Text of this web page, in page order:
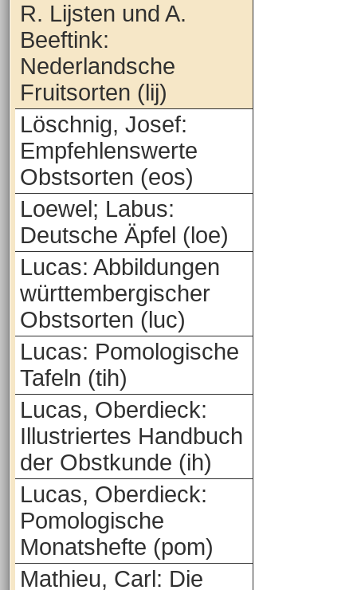
R. Lijsten und A.
Beeftink:
Nederlandsche
Fruitsorten (lij)
Löschnig, Josef:
Empfehlenswerte
Obstsorten (eos)
Loewel; Labus:
Deutsche Äpfel (loe)
Lucas: Abbildungen
württembergischer
Obstsorten (luc)
Lucas: Pomologische
Tafeln (tih)
Lucas, Oberdieck:
Illustriertes Handbuch
der Obstkunde (ih)
Lucas, Oberdieck:
Pomologische
Monatshefte (pom)
Mathieu, Carl: Die